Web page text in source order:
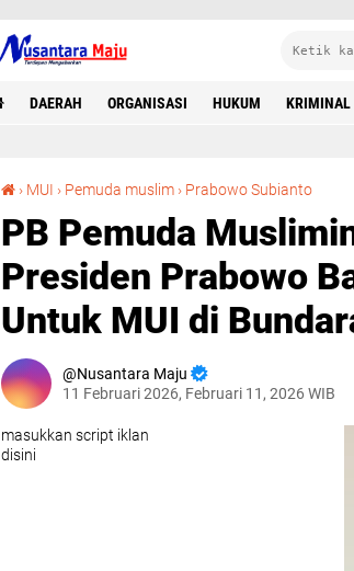
DAERAH ORGANISASI HUKUM KRIMINAL
› MUI › Pemuda muslim › Prabowo Subianto
PB Pemuda
Presiden Prabowo
Untuk MUI di
Nusantara Maju
11 Februari 2026, Februari 11, 2026 WIB
masukkan script iklan
disini